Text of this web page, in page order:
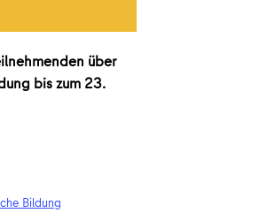
über
bis zum 23.
Bildung